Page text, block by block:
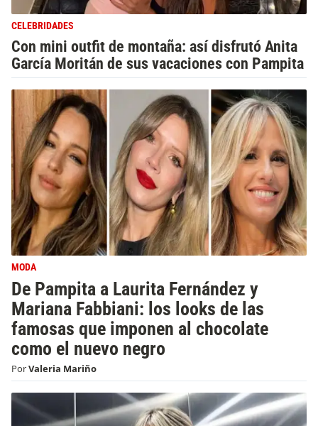
CELEBRIDADES
Con mini outfit de montaña: así disfrutó Anita
García Moritán de sus vacaciones con Pampita
MODA
De Pampita a Laurita Fernández y
Mariana Fabbiani: los looks de las
famosas que imponen al chocolate
como el nuevo negro
PorValeria Mariño